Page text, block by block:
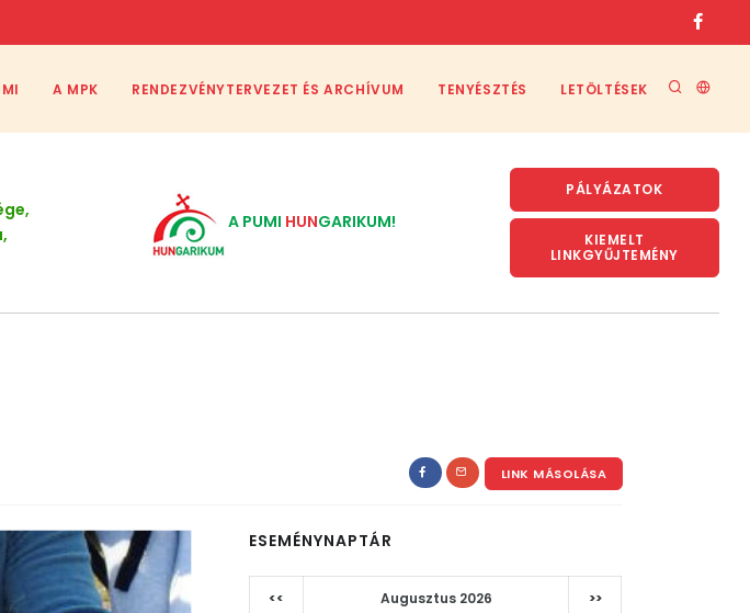
A MPK RENDEZVÉNYTERVEZET ÉS ARCHÍVUM TENYÉSZTÉS LETÖLTÉSEK
A PUMI HUNGARIKUM!
PÁLYÁZATOK
KIEMELT
LINKGYŰJTEMÉNY
LINK MÁSOLÁSA
ESEMÉNYNAPTÁR
<< Augusztus 2026 >>